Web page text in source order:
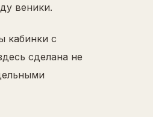
веники.
кабинки с
сделана не